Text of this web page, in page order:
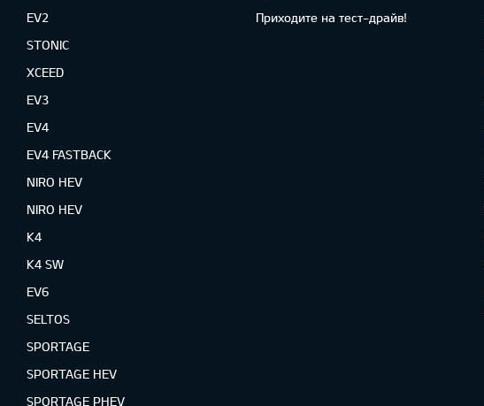
EV2
STONIC
XCEED
EV3
EV4
EV4 FASTBACK
NIRO HEV
NIRO HEV
K4
K4 SW
EV6
SELTOS
SPORTAGE
SPORTAGE HEV
SPORTAGE PHEV
Приходите на тест-драйв!